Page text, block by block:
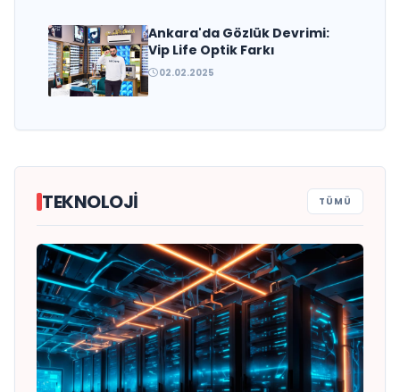
Ankara'da Gözlük Devrimi:
Vip Life Optik Farkı
02.02.2025
TEKNOLOJI TÜMÜ